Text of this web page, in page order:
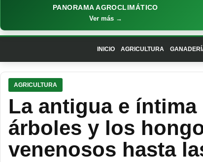
PANORAMA AGROCLIMÁTICO
Ver más →
INICIO AGRICULTURA
AGRICULTURA
La antigua e
árboles y los
venenosos hasta